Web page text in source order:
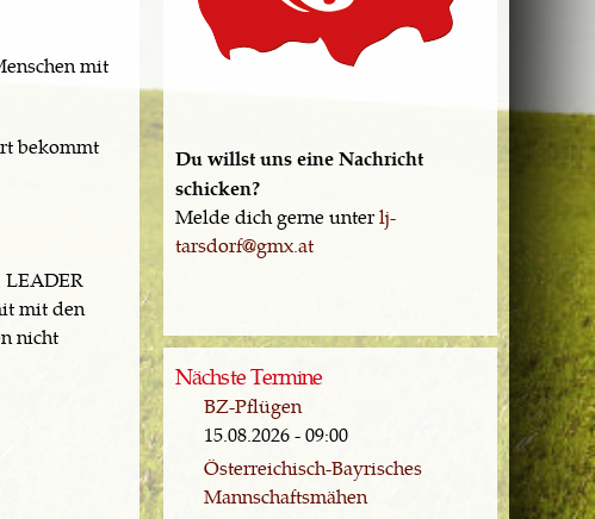
mit
bekommt
LEADER
mit den
nicht
Du willst uns eine Nachricht
schicken?
Melde dich gerne unterlj-
tarsdorf@gmx.at
Nächste Termine
BZ-Pflügen
15.08.2026 - 09:00
Österreichisch-Bayrisches
Mannschaftsmähen